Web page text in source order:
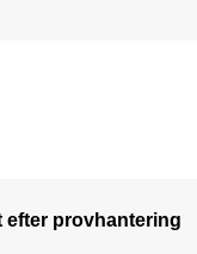
efter provhantering